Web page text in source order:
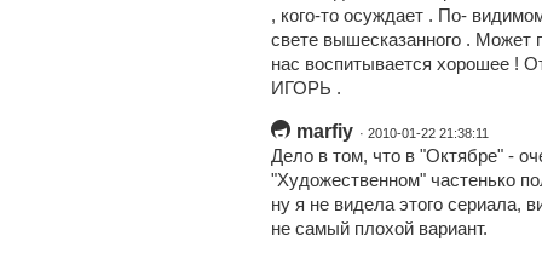
, кого-то осуждает . По-
свете вышесказанного . Может
нас воспитывается хорошее !
ИГОРЬ .
marfiy · 2010-01-22 21:38:11
Дело в том, что в "Октябре" -
"Художественном" частенько
ну я не видела этого сериала,
не самый плохой вариант.